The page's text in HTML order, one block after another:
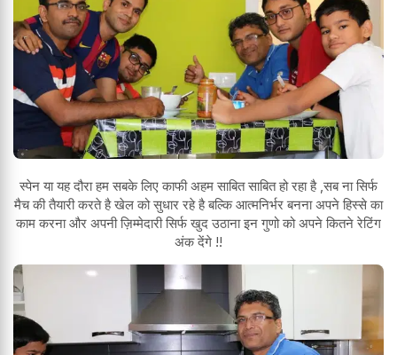
स्पेन या यह दौरा हम सबके लिए काफी अहम साबित साबित हो रहा है ,सब ना सिर्फ
मैच की तैयारी करते है खेल को सुधार रहे है बल्कि आत्मनिर्भर बनना अपने हिस्से का
काम करना और अपनी ज़िम्मेदारी सिर्फ खुद उठाना इन गुणो को अपने कितने रेटिंग
अंक देंगे !!